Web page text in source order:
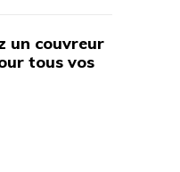
un couvreur
tous vos